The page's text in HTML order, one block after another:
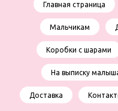
Главная страница
Мальчикам
Коробки с шарами
На выписку
Доставка